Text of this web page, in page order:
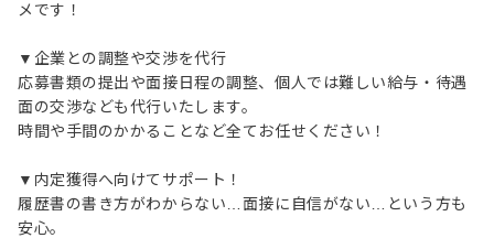
メです！
▼企業との調整や交渉を代行
応募書類の提出や面接日程の調整、個人では難しい給与・待遇
面の交渉なども代行いたします。
時間や手間のかかることなど全てお任せください！
▼内定獲得へ向けてサポート！
履歴書の書き方がわからない…面接に自信がない…という方も
安心。